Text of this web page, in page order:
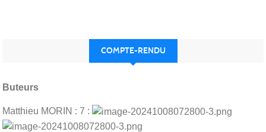
COMPTE-RENDU
Buteurs
Matthieu MORIN : 7 :